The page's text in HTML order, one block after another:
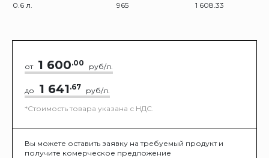
0.6 л. 965 1 608.33
от 1 600.00 руб/л.
до 1 641.67
руб/л.
*Стоимость товара указана с НДС.
Вы можете оставить заявку на требуемый продукт и
получите комерческое предложение